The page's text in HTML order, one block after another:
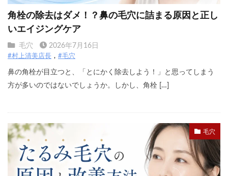
角栓の除去はダメ！？鼻の毛穴に詰まる原因と正し
いエイジングケア
毛穴 2026年7月16日
#村上清美店長 #毛穴
鼻の角栓が目立つと、「とにかく除去しよう！」と思ってしまう
方が多いのではないでしょうか。しかし、角栓 […]
毛穴